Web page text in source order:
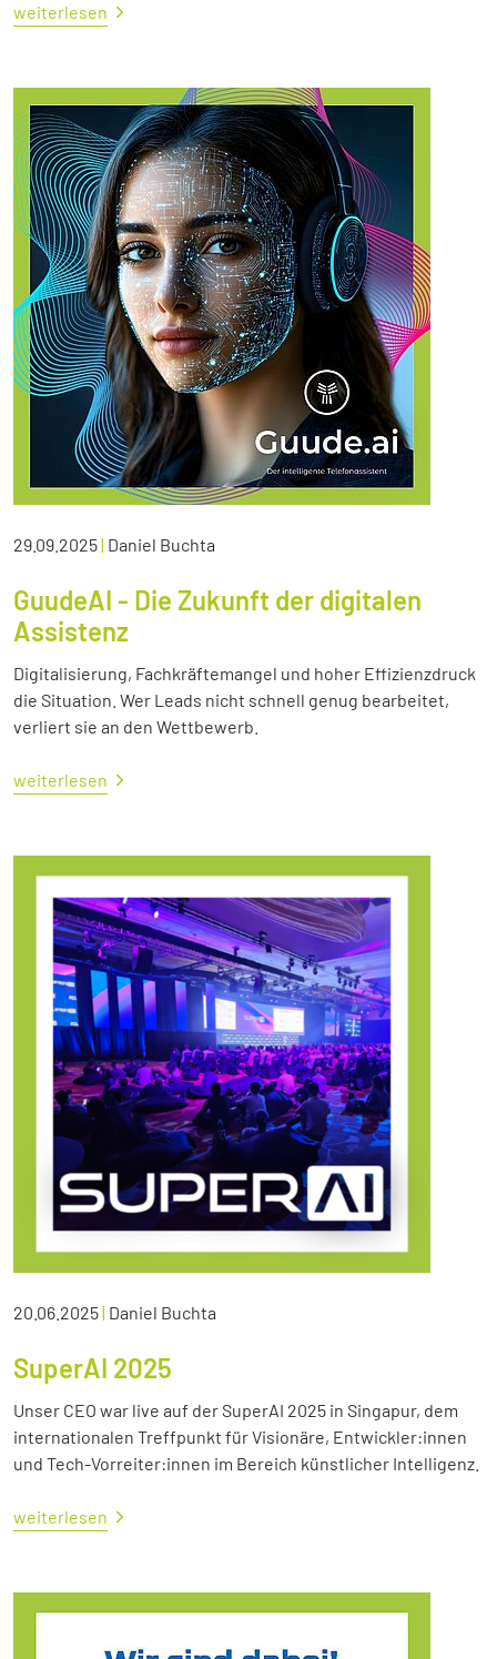
weiterlesen
29.09.2025| Daniel Buchta
GuudeAI - Die Zukunft der digitalen
Assistenz
Digitalisierung, Fachkräftemangel und hoher Effizienzdruck
die Situation. Wer Leads nicht schnell genug bearbeitet,
verliert sie an den Wettbewerb.
weiterlesen
20.06.2025| Daniel Buchta
SuperAI 2025
Unser CEO war live auf der SuperAI 2025 in Singapur, dem
internationalen Treffpunkt für Visionäre, Entwickler:innen
und Tech-Vorreiter:innen im Bereich künstlicher Intelligenz.
weiterlesen